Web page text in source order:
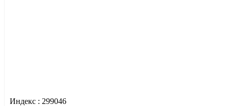
Индекс : 299046